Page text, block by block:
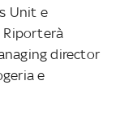
Unit e
Riporterà
director
e